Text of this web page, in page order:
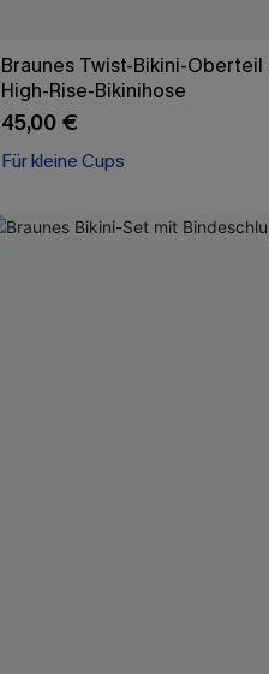
Braunes Twist-Bikini-Oberteil
High-Rise-Bikinihose
45,00 €
Für kleine Cups